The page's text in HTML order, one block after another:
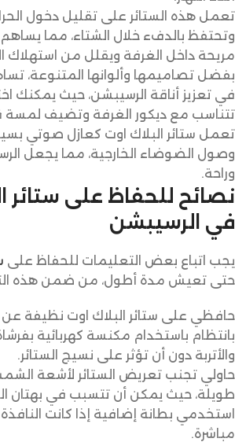
تعمل هذه الستائر على تقليل دخول
وتحتفظ بالدفء خلال الشتاء، مما
مريحة داخل الغرفة ويقلل من استهلاك
بفضل تصاميمها وألوانها المتنوعة،
في تعزيز أناقة الرسيبشن، حيث يمكنك
تتناسب مع ديكور الغرفة وتضيف لمسة
تعمل ستائر البلاك اوت كعازل صوتي
وصول الضوضاء الخارجية، مما يجعل
وراحة.
نصائح للحفاظ على ستائر
في الرسيبشن
يجب اتباع بعض التعليمات للحفاظ على
حتى تعيش مدة أطول، من ضمن هذه
حافظي على ستائر البلاك اوت نظيفة
بانتظام باستخدام مكنسة كهربائية بفرشاة
والأتربة دون أن تؤثر على نسيج الستائر.
حاولي تجنب تعريض الستائر لأشعة
طويلة، حيث يمكن أن تتسبب في بهتان
استخدمي بطانة إضافية إذا كانت
مباشرة.